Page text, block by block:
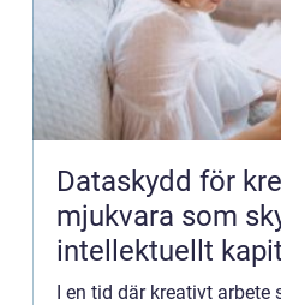
Dataskydd för
mjukvara som
intellektuellt
I en tid där kreativt arbete